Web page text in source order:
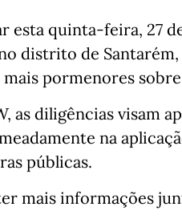
esta quinta-feira, 27
distrito de
pormenores
as diligências visam
na
públicas.
mais informações